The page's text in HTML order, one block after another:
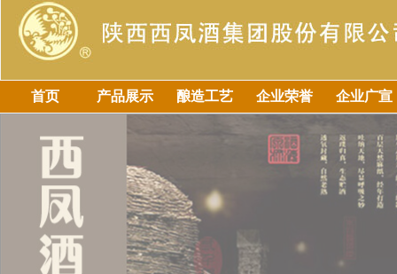
首页 产品展示 酿造工艺 企业荣誉 企业广宣